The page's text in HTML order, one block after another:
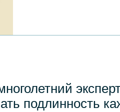
подлинность